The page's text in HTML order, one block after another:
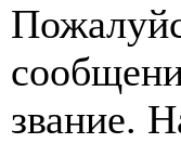
звание.